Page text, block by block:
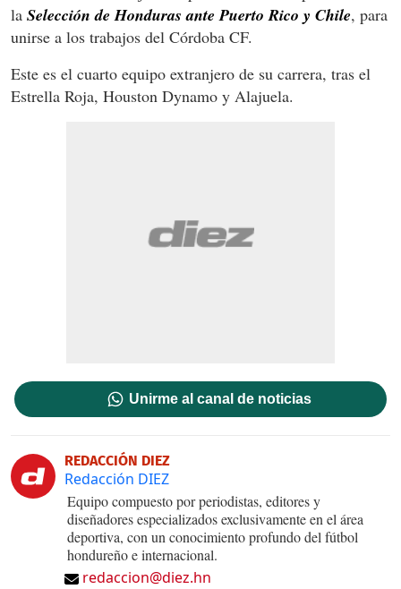
la Selección de Honduras ante Puerto Rico y Chile, para
unirse a los trabajos del Córdoba CF.
Este es el cuarto equipo extranjero de su carrera, tras el
Estrella Roja, Houston Dynamo y Alajuela.
Unirme al canal de noticias
REDACCIÓN DIEZ
Redacción DIEZ
Equipo compuesto por periodistas, editores y
diseñadores especializados exclusivamente en el área
deportiva, con un conocimiento profundo del fútbol
hondureño e internacional.
redaccion@diez.hn